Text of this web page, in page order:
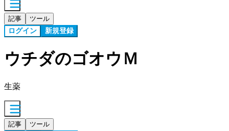
記事 ツール
ログイン 新規登録
ウチダのゴオウＭ
生薬
記事 ツール